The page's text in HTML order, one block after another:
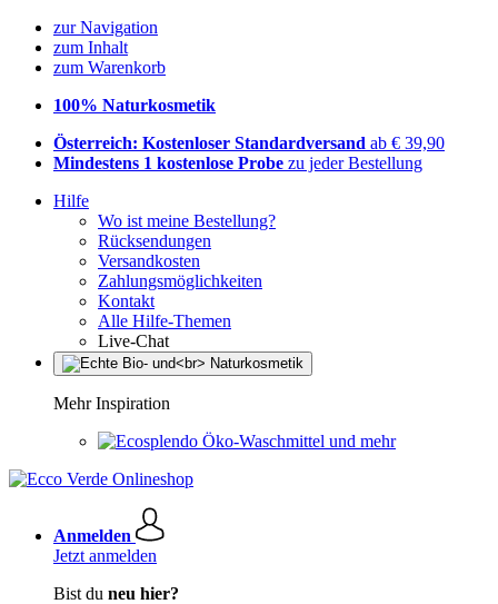
zur Navigation
zum Inhalt
zum Warenkorb
100% Naturkosmetik
Österreich: Kostenloser Standardversand ab € 39,90
Mindestens 1 kostenlose Probe zu jeder Bestellung
Hilfe
Wo ist meine Bestellung?
Rücksendungen
Versandkosten
Zahlungsmöglichkeiten
Kontakt
Alle Hilfe-Themen
Live-Chat
Mehr Inspiration
Öko-Waschmittel und mehr
Anmelden
Jetzt anmelden
Bist du neu hier?